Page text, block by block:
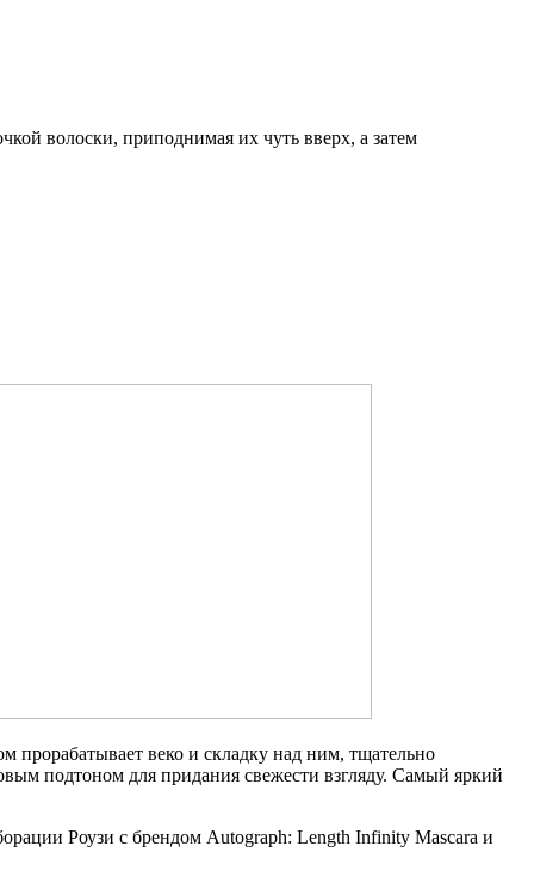
волоски, приподнимая их чуть вверх, а затем
прорабатывает веко и складку над ним, тщательно
подтоном для придания свежести взгляду. Самый яркий
Роузи с брендом Autograph: Length Infinity Mascara и